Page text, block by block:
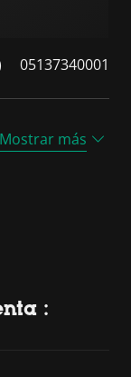
05137340001
Mostrar más
: